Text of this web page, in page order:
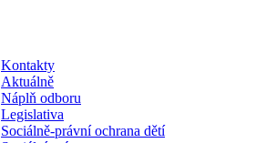
Kontakty
Aktuálně
Náplň odboru
Legislativa
Sociálně-právní ochrana dětí